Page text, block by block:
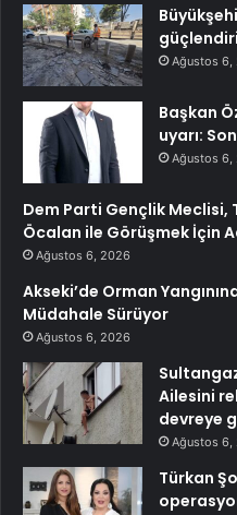
Ağustos 6,
Başkan
uyarı:
Ağustos 6,
Dem Parti Gençlik Meclisi,
Öcalan ile Görüşmek İçin
Ağustos 6, 2026
Akseki’de Orman
Müdahale Sürüyor
Ağustos 6, 2026
Ailesini
devreye
Ağustos 6,
Türkan